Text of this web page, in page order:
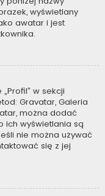
wyświetlany
awatar i jest
w sekcji
Gravatar, Galeria
można dodać
ich wyświetlania są
nie można używać
się z jej